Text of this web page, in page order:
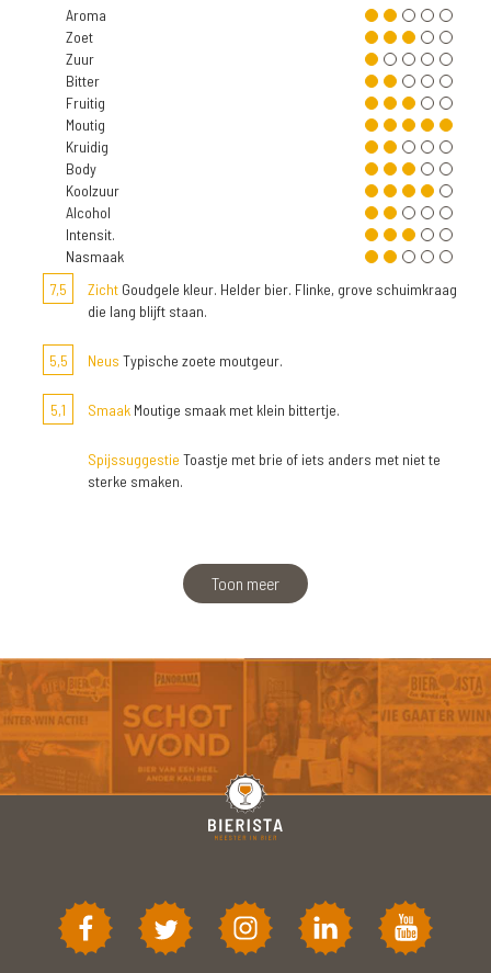
Aroma
Zoet
Zuur
Bitter
Fruitig
Moutig
Kruidig
Body
Koolzuur
Alcohol
Intensit.
Nasmaak
7,5
Zicht Goudgele kleur. Helder bier. Flinke, grove schuimkraag
die lang blijft staan.
5,5 Neus Typische zoete moutgeur.
5,1 Smaak Moutige smaak met klein bittertje.
Spijssuggestie Toastje met brie of iets anders met niet te
sterke smaken.
Toon meer